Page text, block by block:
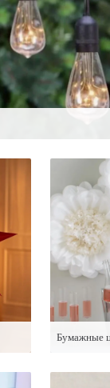
Бумажные